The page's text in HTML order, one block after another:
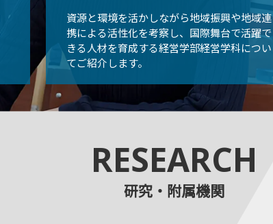
資源と環境を活かしながら地域振興や地域連
携による活性化を考察し、国際舞台で活躍で
きる人材を育成する経営学部経営学科につい
てご紹介します。
RESEARCH
研究・附属機関